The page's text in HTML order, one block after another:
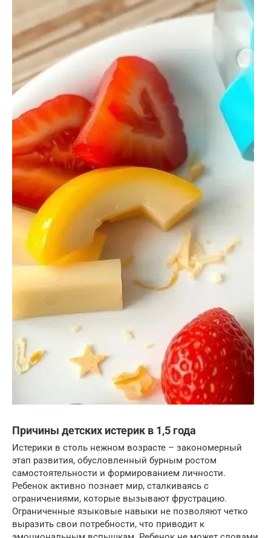
Причины детских истерик в 1,5 года
Истерики в столь нежном возрасте – закономерный
этап развития, обусловленный бурным ростом
самостоятельности и формированием личности.
Ребенок активно познает мир, сталкиваясь с
ограничениями, которые вызывают фрустрацию.
Ограниченные языковые навыки не позволяют четко
выразить свои потребности, что приводит к